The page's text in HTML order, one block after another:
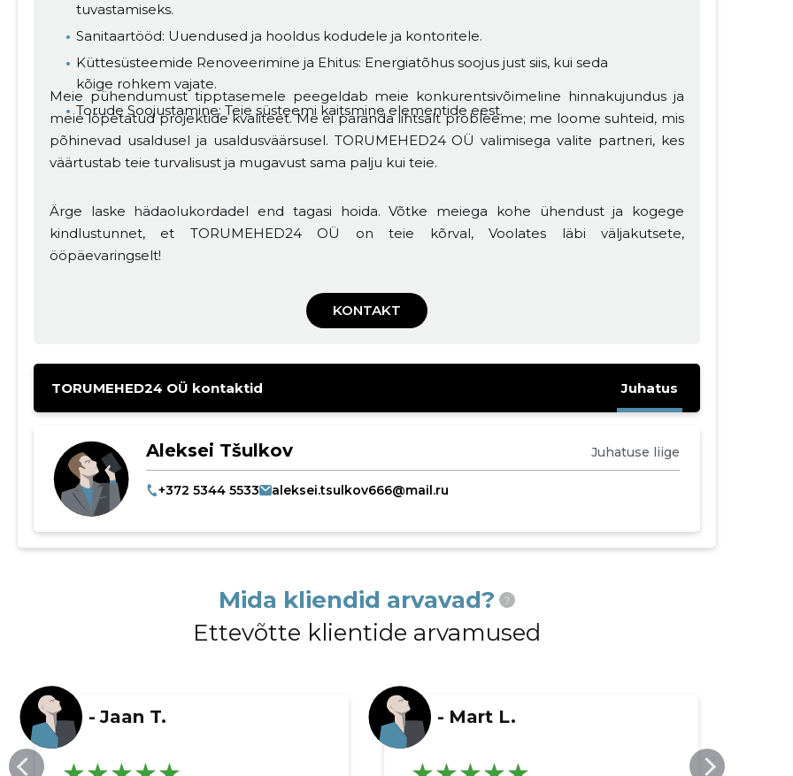
tuvastamiseks.
Sanitaartööd: Uuendused ja hooldus kodudele ja kontoritele.
Küttesüsteemide Renoveerimine ja Ehitus: Energiatõhus soojus just siis, kui seda
kõige rohkem vajate.
Torude Soojustamine: Teie süsteemi kaitsmine elementide eest.
Meie pühendumust tipptasemele peegeldab meie konkurentsivõimeline hinnakujundus ja
meie lõpetatud projektide kvaliteet. Me ei paranda lihtsalt probleeme; me loome suhteid, mis
põhinevad usaldusel ja usaldusväärsusel. TORUMEHED24 OÜ valimisega valite partneri, kes
väärtustab teie turvalisust ja mugavust sama palju kui teie.
Ärge laske hädaolukordadel end tagasi hoida. Võtke meiega kohe ühendust ja kogege
kindlustunnet, et TORUMEHED24 OÜ on teie kõrval, Voolates läbi väljakutsete,
ööpäevaringselt!
KONTAKT
TORUMEHED24 OÜ kontaktid Juhatus
Aleksei Tšulkov Juhatuse liige
+372 5344 5533 aleksei.tsulkov666@mail.ru
Mida kliendid arvavad? ?
Ettevõtte klientide arvamused
- Jaan T. - Mart L.